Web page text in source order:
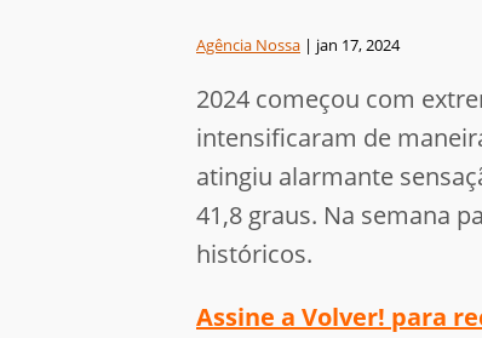
Agência Nossa | jan 17, 2024
2024 começou com
intensificaram de
atingiu alarmante
41,8 graus. Na semana
históricos.
Assine a Volver! para